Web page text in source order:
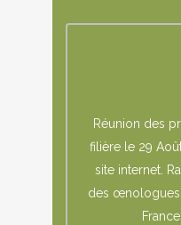
Réunion des
filière le 29
site internet.
des